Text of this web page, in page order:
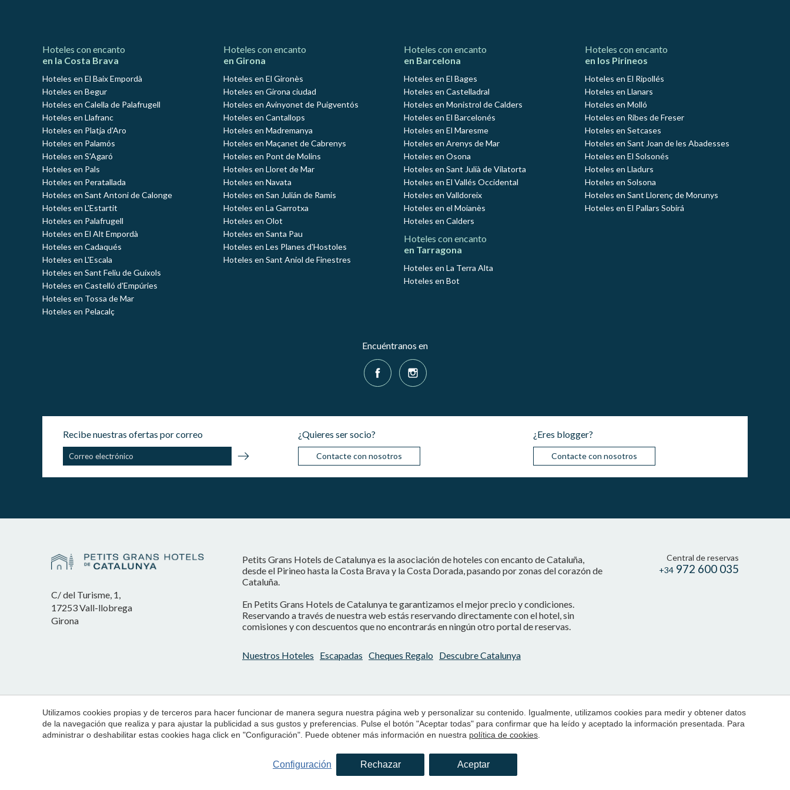
Hoteles con encanto
en la Costa Brava
Hoteles en El Baix Empordà
Hoteles en Begur
Hoteles en Calella de Palafrugell
Hoteles en Llafranc
Hoteles en Platja d'Aro
Hoteles en Palamós
Hoteles en S'Agaró
Hoteles en Pals
Hoteles en Peratallada
Hoteles en Sant Antoni de Calonge
Hoteles en L'Estartit
Hoteles en Palafrugell
Hoteles en El Alt Empordà
Hoteles en Cadaqués
Hoteles en L'Escala
Hoteles en Sant Feliu de Guíxols
Hoteles en Castelló d'Empúries
Hoteles en Tossa de Mar
Hoteles en Pelacalç
Hoteles con encanto
en Girona
Hoteles en El Gironès
Hoteles en Girona ciudad
Hoteles en Avinyonet de Puigventós
Hoteles en Cantallops
Hoteles en Madremanya
Hoteles en Maçanet de Cabrenys
Hoteles en Pont de Molins
Hoteles en Lloret de Mar
Hoteles en Navata
Hoteles en San Julián de Ramis
Hoteles en La Garrotxa
Hoteles en Olot
Hoteles en Santa Pau
Hoteles en Les Planes d'Hostoles
Hoteles en Sant Aniol de Finestres
Hoteles con encanto
en Barcelona
Hoteles en El Bages
Hoteles en Castelladral
Hoteles en Monistrol de Calders
Hoteles en El Barcelonés
Hoteles en El Maresme
Hoteles en Arenys de Mar
Hoteles en Osona
Hoteles en Sant Julià de Vilatorta
Hoteles en El Vallés Occidental
Hoteles en Valldoreix
Hoteles en el Moianès
Hoteles en Calders
Hoteles con encanto
en Tarragona
Hoteles en La Terra Alta
Hoteles en Bot
Hoteles con encanto
en los Pirineos
Hoteles en El Ripollés
Hoteles en Llanars
Hoteles en Molló
Hoteles en Ribes de Freser
Hoteles en Setcases
Hoteles en Sant Joan de les Abadesses
Hoteles en El Solsonés
Hoteles en Lladurs
Hoteles en Solsona
Hoteles en Sant Llorenç de Morunys
Hoteles en El Pallars Sobirá
Encuéntranos en
Recibe nuestras ofertas por correo ¿Quieres ser socio?
Contacte con nosotros
¿Eres blogger?
Contacte con nosotros
C/ del Turisme, 1,
17253 Vall-llobrega
Girona
Petits Grans Hotels de Catalunya es la asociación de hoteles con encanto de Cataluña,
desde el Pirineo hasta la Costa Brava y la Costa Dorada, pasando por zonas del corazón de
Cataluña.
En Petits Grans Hotels de Catalunya te garantizamos el mejor precio y condiciones.
Reservando a través de nuestra web estás reservando directamente con el hotel, sin
comisiones y con descuentos que no encontrarás en ningún otro portal de reservas.
Nuestros Hoteles Escapadas Cheques Regalo Descubre Catalunya
Central de reservas
+34 972 600 035
Condiciones de uso de la web Política de Cookies
Utilizamos cookies propias y de terceros para hacer funcionar de manera segura nuestra página web y personalizar su contenido. Igualmente, utilizamos cookies para medir y obtener datos
de la navegación que realiza y para ajustar la publicidad a sus gustos y preferencias. Pulse el botón "Aceptar todas" para confirmar que ha leído y aceptado la información presentada. Para
administrar o deshabilitar estas cookies haga click en "Configuración". Puede obtener más información en nuestra política de cookies
Configuración Rechazar Aceptar